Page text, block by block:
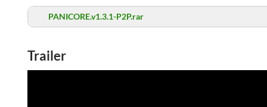
PANICORE.v1.3.1-P2P.rar
Trailer